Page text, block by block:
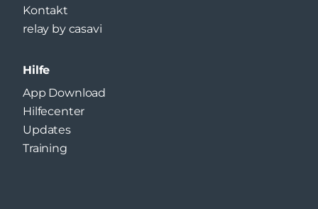
Kontakt
relay by casavi
Hilfe
App Download
Hilfecenter
Updates
Training